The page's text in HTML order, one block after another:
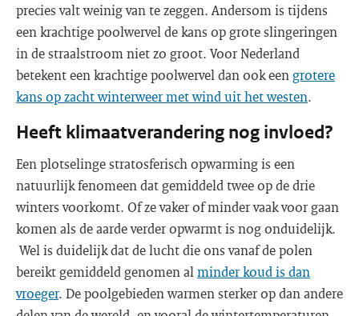
precies valt weinig van te zeggen. Andersom is tijdens
een krachtige poolwervel de kans op grote slingeringen
in de straalstroom niet zo groot. Voor Nederland
betekent een krachtige poolwervel dan ook een grotere
kans op zacht winterweer met wind uit het westen.
Heeft klimaatverandering nog invloed?
Een plotselinge stratosferisch opwarming is een
natuurlijk fenomeen dat gemiddeld twee op de drie
winters voorkomt. Of ze vaker of minder vaak voor gaan
komen als de aarde verder opwarmt is nog onduidelijk.
Wel is duidelijk dat de lucht die ons vanaf de polen
bereikt gemiddeld genomen al minder koud is dan
vroeger. De poolgebieden warmen sterker op dan andere